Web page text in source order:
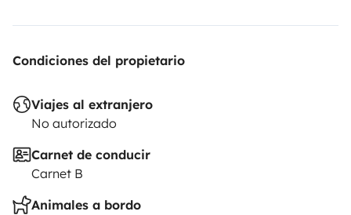
Condiciones del propietario
Viajes al extranjero
No autorizado
Carnet de conducir
Carnet B
Animales a bordo